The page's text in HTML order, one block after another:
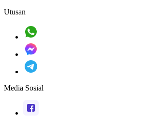
Utusan
Media Sosial